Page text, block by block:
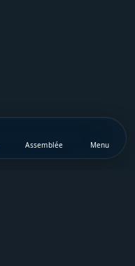
Assemblée Menu